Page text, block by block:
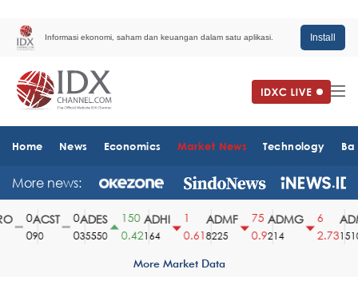
Informasi ekonomi, saham dan keuangan dalam satu aplikasi. Install
Home News Economics Market News Technology
More news:
ACST
90
ADES
35550
150
0.42
ADHI
164
0.61
ADMF
8225
75
0.9
ADMG
214
2.731510
More Market Data